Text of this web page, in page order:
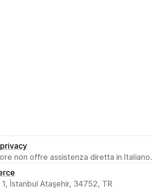
non offre assistenza diretta in Italiano.
İstanbul Ataşehir, 34752, TR